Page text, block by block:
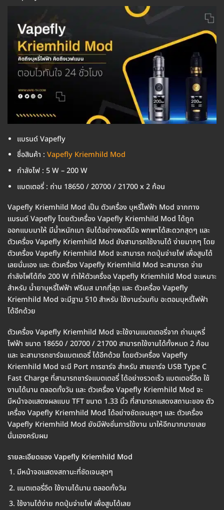
แบรนด์ Vapefly
ชื่อสินค้า : Vapefly Kriemhild Mod
กำลังไฟ : 5 W – 200 W
แบตเตอรี่ : ถ่าน 18650 / 20700 / 21700 x 2 ก้อน
Vapefly Kriemhild Mod เป็น ตัวเครื่อง บุหรี่ไฟฟ้า Mod จากทาง
แบรนด์ Vapefly โดยตัวเครื่อง Vapefly Kriemhild Mod ได้ถูก
ออกแบบมาให้ มีน้ำหนักเบา จับได้อย่างพอดีมือ พกพาได้สะดวกสุดๆ และ
ตัวเครื่อง Vapefly Kriemhild Mod ยังสามารถใช้งานได้ ง่ายมากๆ โดย
ตัวเครื่อง Vapefly Kriemhild Mod จะสามารถ กดปุ่มจ่ายไฟ เพื่อสูบได้
เลยนั่นเอง และ ตัวเครื่อง Vapefly Kriemhild Mod จะสามารถ จ่าย
กำลังไฟได้ถึง 200 W ทำให้ตัวเครื่งอ Vapefly Kriemhild Mod จะเหมาะ
สำหรับ น้ำยาบุหรี่ไฟฟ้า ฟรีเบส มากที่สุด และ ตัวเครื่อง Vapefly
Kriemhild Mod จะมีฐาน 510 สำหรับ ใช้งานร่วมกับ อะตอมบุหรี่ไฟฟ้า
ได้อีกด้วย
ตัวเครื่อง Vapefly Kriemhild Mod จะใช้งานแบตเตอรี่จาก ถ่านบุหรี่
ไฟฟ้า ขนาด 18650 / 20700 / 21700 สามารถใช้งานได้ทั้งหมด 2 ก้อน
และ จะสามารถชาร์จแบตเตอรี่ ได้อีกด้วย โดยตัวเครื่อง Vapefly
Kriemhild Mod จะมี Port การชาร์จ สำหรับ สายชาร์จ USB Type C
Fast Charge ที่สามารถชาร์จแบตเตอรี่ ได้อย่างรวดเร็ว แบตเตอรี่อึด ใช้
งานได้นาน ตลอดทั้งวัน และ ตัวเครื่อง Vapefly Kriemhild Mod จะ
มีหน้าจอแสดงผลแบบ TFT ขนาด 1.33 นิ้ว ที่สามารถแสดงสถานะของ ตัว
เครื่อง Vapefly Kriemhild Mod ได้อย่างชัดเจนสุดๆ และ ตัวเครื่อง
Vapefly Kriemhild Mod ยังมีฟังชั่นการใช้งาน มาให้อีกมากมายเลย
นั่นเองครับผม
รายละเอียดของ Vapefly Kriemhild Mod
มีหน้าจอแสดงสถานะที่ชัดเจนสุดๆ
แบตเตอรี่อึด ใช้งานได้นาน ตลอดทั้งวัน
ใช้งานได้ง่าย กดปุ่มจ่ายไฟ เพื่อสูบได้เลย